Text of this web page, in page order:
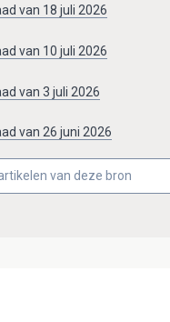
van 18 juli 2026
van 10 juli 2026
van 3 juli 2026
van 26 juni 2026
van deze bron